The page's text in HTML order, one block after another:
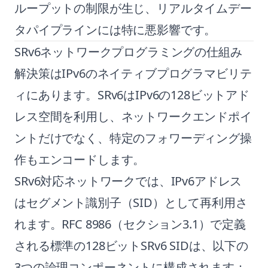
ループットの制限が生じ、リアルタイムデー
タパイプラインには特に悪影響です。
SRv6ネットワークプログラミングの仕組み
解決策はIPv6のネイティブプログラマビリテ
ィにあります。SRv6はIPv6の128ビットアド
レス空間を利用し、ネットワークエンドポイ
ントだけでなく、特定のフォワーディング操
作もエンコードします。
SRv6対応ネットワークでは、IPv6アドレス
はセグメント識別子（SID）として再利用さ
れます。RFC 8986（セクション3.1）で定義
される標準の128ビットSRv6 SIDは、以下の